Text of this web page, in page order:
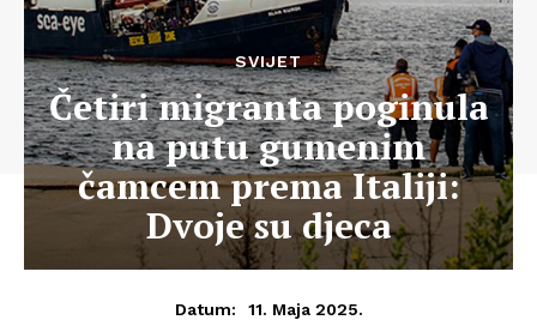
SVIJET
Četiri migranta poginula
na putu gumenim
čamcem prema Italiji:
Dvoje su djeca
Datum: 11. Maja 2025.